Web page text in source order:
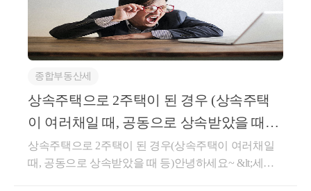
* 상속세 관련 저희 블로그 포스팅 참고부탁드립니다.
https://blog.naver.com/tax_dawn/223677442432
종합부동산세
상속주택으로 2주택이 된 경우 (상속주택
이 여러채일 때, 공동으로 상속받았을 때
등)
상속주택으로 2주택이 된 경우(상속주택이 여러채일
때, 공동으로 상속받았을 때 등)안녕하세요~ &lt;세무